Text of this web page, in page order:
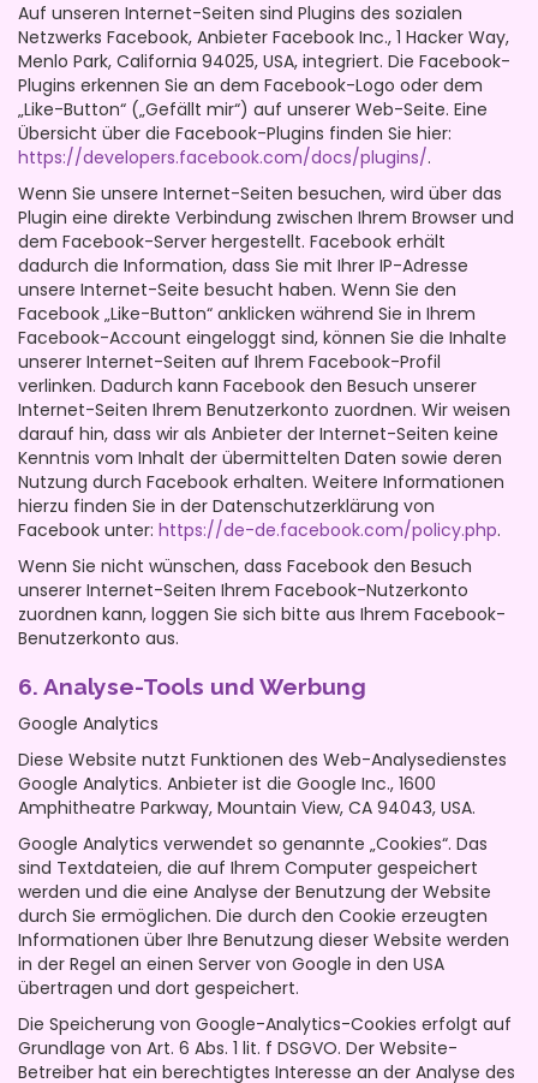
Auf unseren Internet-Seiten sind Plugins des sozialen
Netzwerks Facebook, Anbieter Facebook Inc., 1 Hacker Way,
Menlo Park, California 94025, USA, integriert. Die Facebook-
Plugins erkennen Sie an dem Facebook-Logo oder dem
„Like-Button“ („Gefällt mir“) auf unserer Web-Seite. Eine
Übersicht über die Facebook-Plugins finden Sie hier:
https://developers.facebook.com/docs/plugins/.
Wenn Sie unsere Internet-Seiten besuchen, wird über das
Plugin eine direkte Verbindung zwischen Ihrem Browser und
dem Facebook-Server hergestellt. Facebook erhält
dadurch die Information, dass Sie mit Ihrer IP-Adresse
unsere Internet-Seite besucht haben. Wenn Sie den
Facebook „Like-Button“ anklicken während Sie in Ihrem
Facebook-Account eingeloggt sind, können Sie die Inhalte
unserer Internet-Seiten auf Ihrem Facebook-Profil
verlinken. Dadurch kann Facebook den Besuch unserer
Internet-Seiten Ihrem Benutzerkonto zuordnen. Wir weisen
darauf hin, dass wir als Anbieter der Internet-Seiten keine
Kenntnis vom Inhalt der übermittelten Daten sowie deren
Nutzung durch Facebook erhalten. Weitere Informationen
hierzu finden Sie in der Datenschutzerklärung von
Facebook unter: https://de-de.facebook.com/policy.php.
Wenn Sie nicht wünschen, dass Facebook den Besuch
unserer Internet-Seiten Ihrem Facebook-Nutzerkonto
zuordnen kann, loggen Sie sich bitte aus Ihrem Facebook-
Benutzerkonto aus.
6. Analyse-Tools und Werbung
Google Analytics
Diese Website nutzt Funktionen des Web-Analysedienstes
Google Analytics. Anbieter ist die Google Inc., 1600
Amphitheatre Parkway, Mountain View, CA 94043, USA.
Google Analytics verwendet so genannte „Cookies“. Das
sind Textdateien, die auf Ihrem Computer gespeichert
werden und die eine Analyse der Benutzung der Website
durch Sie ermöglichen. Die durch den Cookie erzeugten
Informationen über Ihre Benutzung dieser Website werden
in der Regel an einen Server von Google in den USA
übertragen und dort gespeichert.
Die Speicherung von Google-Analytics-Cookies erfolgt auf
Grundlage von Art. 6 Abs. 1 lit. f DSGVO. Der Website-
Betreiber hat ein berechtigtes Interesse an der Analyse des